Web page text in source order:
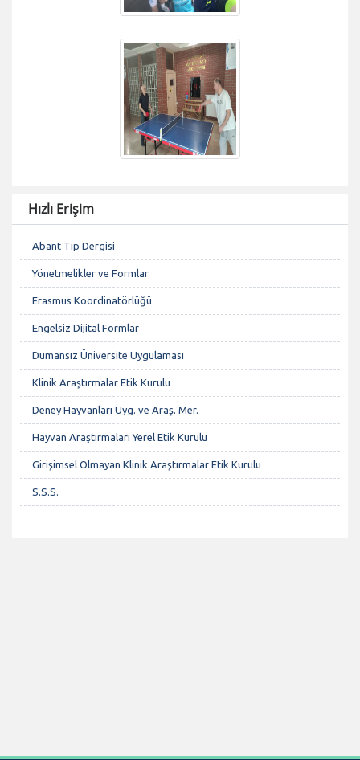
Hızlı Erişim
Abant Tıp Dergisi
Yönetmelikler ve Formlar
Erasmus Koordinatörlüğü
Engelsiz Dijital Formlar
Dumansız Üniversite Uygulaması
Klinik Araştırmalar Etik Kurulu
Deney Hayvanları Uyg. ve Araş. Mer.
Hayvan Araştırmaları Yerel Etik Kurulu
Girişimsel Olmayan Klinik Araştırmalar Etik Kurulu
S.S.S.